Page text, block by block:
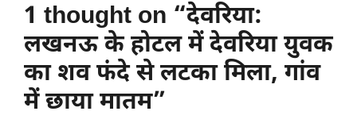
1 thought on “देवरिया:
लखनऊ के होटल में देवरिया युवक
का शव फंदे से लटका मिला, गांव
में छाया मातम”